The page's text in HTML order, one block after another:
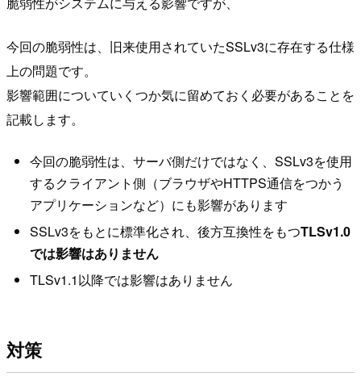
今回の脆弱性は、旧来使用されていたSSLv3に存在する仕様
上の問題です。
影響範囲についていくつか気に留めておく必要があることを
記載します。
今回の脆弱性は、サーバ側だけではなく、SSLv3を使用
するクライアント側（ブラウザやHTTPS通信をつかう
アプリケーションなど）にも影響があります
SSLv3をもとに標準化され、後方互換性をもつTLSv1.0
では影響はありません
TLSv1.1以降では影響はありません
対策